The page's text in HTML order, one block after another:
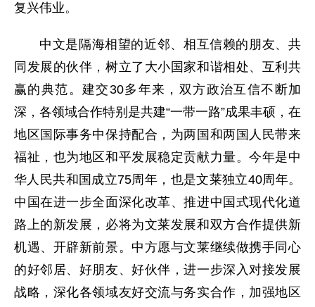
复兴伟业。
中文是隔海相望的近邻、相互信赖的朋友、共
同发展的伙伴，树立了大小国家和谐相处、互利共
赢的典范。建交30多年来，双方政治互信不断加
深，各领域合作特别是共建“一带一路”成果丰硕，在
地区国际事务中保持配合，为两国和两国人民带来
福祉，也为地区和平发展稳定贡献力量。今年是中
华人民共和国成立75周年，也是文莱独立40周年。
中国在进一步全面深化改革、推进中国式现代化道
路上的新发展，必将为文莱发展和双方合作提供新
机遇、开辟新前景。中方愿与文莱继续做携手同心
的好邻居、好朋友、好伙伴，进一步深入对接发展
战略，深化各领域友好交流与务实合作，加强地区